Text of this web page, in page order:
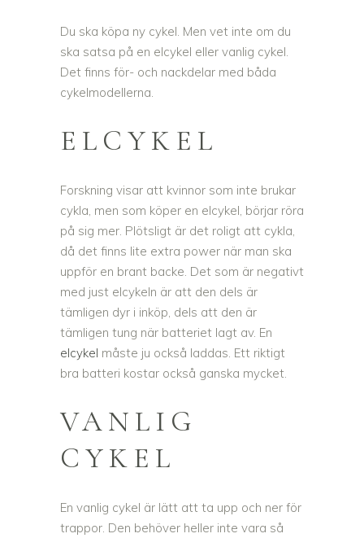
Du ska köpa ny cykel. Men vet inte om du
ska satsa på en elcykel eller vanlig cykel.
Det finns för- och nackdelar med båda
cykelmodellerna.
ELCYKEL
Forskning visar att kvinnor som inte brukar
cykla, men som köper en elcykel, börjar röra
på sig mer. Plötsligt är det roligt att cykla,
då det finns lite extra power när man ska
uppför en brant backe. Det som är negativt
med just elcykeln är att den dels är
tämligen dyr i inköp, dels att den är
tämligen tung när batteriet lagt av. En
elcykel måste ju också laddas. Ett riktigt
bra batteri kostar också ganska mycket.
VANLIG
CYKEL
En vanlig cykel är lätt att ta upp och ner för
trappor. Den behöver heller inte vara så